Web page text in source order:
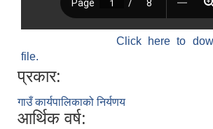
Click here to
file.
प्रकार:
गाउँ कार्यपालिकाको निर्यणय
आर्थिक वर्ष: